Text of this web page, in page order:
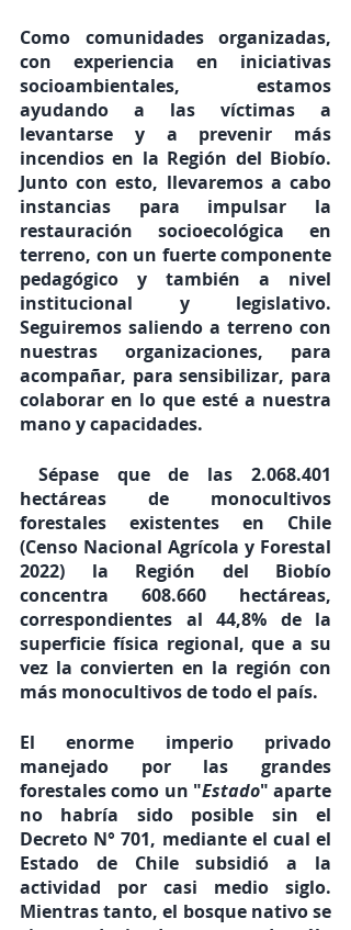
Como comunidades organizadas,
con experiencia en iniciativas
socioambientales, estamos
ayudando a las víctimas a
levantarse y a prevenir más
incendios en la Región del Biobío.
Junto con esto, llevaremos a cabo
instancias para impulsar la
restauración socioecológica en
terreno, con un fuerte componente
pedagógico y también a nivel
institucional y legislativo.
Seguiremos saliendo a terreno con
nuestras organizaciones, para
acompañar, para sensibilizar, para
colaborar en lo que esté a nuestra
mano y capacidades.
hectáreas de monocultivos
forestales existentes en Chile
(Censo Nacional Agrícola y Forestal
2022) la Región del Biobío
concentra 608.660 hectáreas,
correspondientes al 44,8% de la
superficie física regional, que a su
vez la convierten en la región con
más monocultivos de todo el país.
El enorme imperio privado
manejado por las grandes
forestales como un "Estado" aparte
no habría sido posible sin el
Decreto N° 701, mediante el cual el
Estado de Chile subsidió a la
actividad por casi medio siglo.
Mientras tanto, el bosque nativo se